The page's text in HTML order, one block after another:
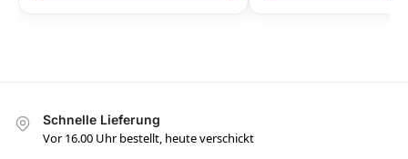
Schnelle Lieferung
Vor 16.00 Uhr bestellt, heute verschickt